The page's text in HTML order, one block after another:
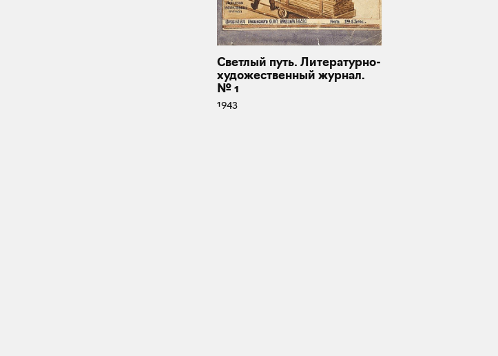
Светлый путь. Литературно-
художественный журнал.
№ 1
1943